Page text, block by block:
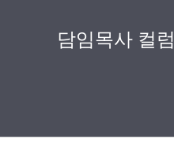
담임목사 컬럼